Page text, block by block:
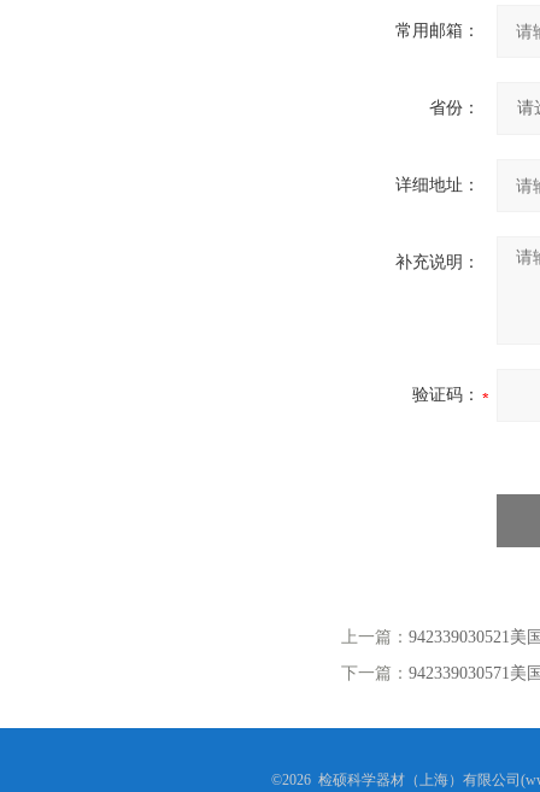
常用邮箱：
省份：
详细地址：
补充说明：
验证码：
上一篇： 942339030521
下一篇： 942339030571美
©2026 检硕科学器材（上海）有限公司